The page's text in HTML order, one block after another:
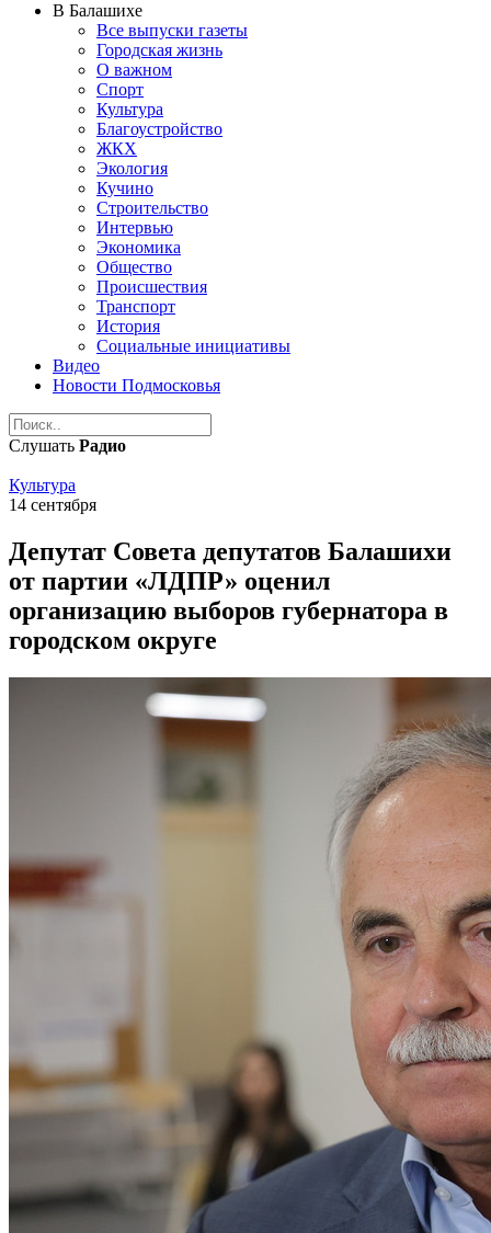
В Балашихе
Все выпуски газеты
Городская жизнь
О важном
Спорт
Культура
Благоустройство
ЖКХ
Экология
Кучино
Строительство
Интервью
Экономика
Общество
Происшествия
Транспорт
История
Социальные инициативы
Видео
Новости Подмосковья
Слушать Радио
Культура
14 сентября
Депутат Совета депутатов Балашихи
от партии «ЛДПР» оценил
организацию выборов губернатора в
городском округе